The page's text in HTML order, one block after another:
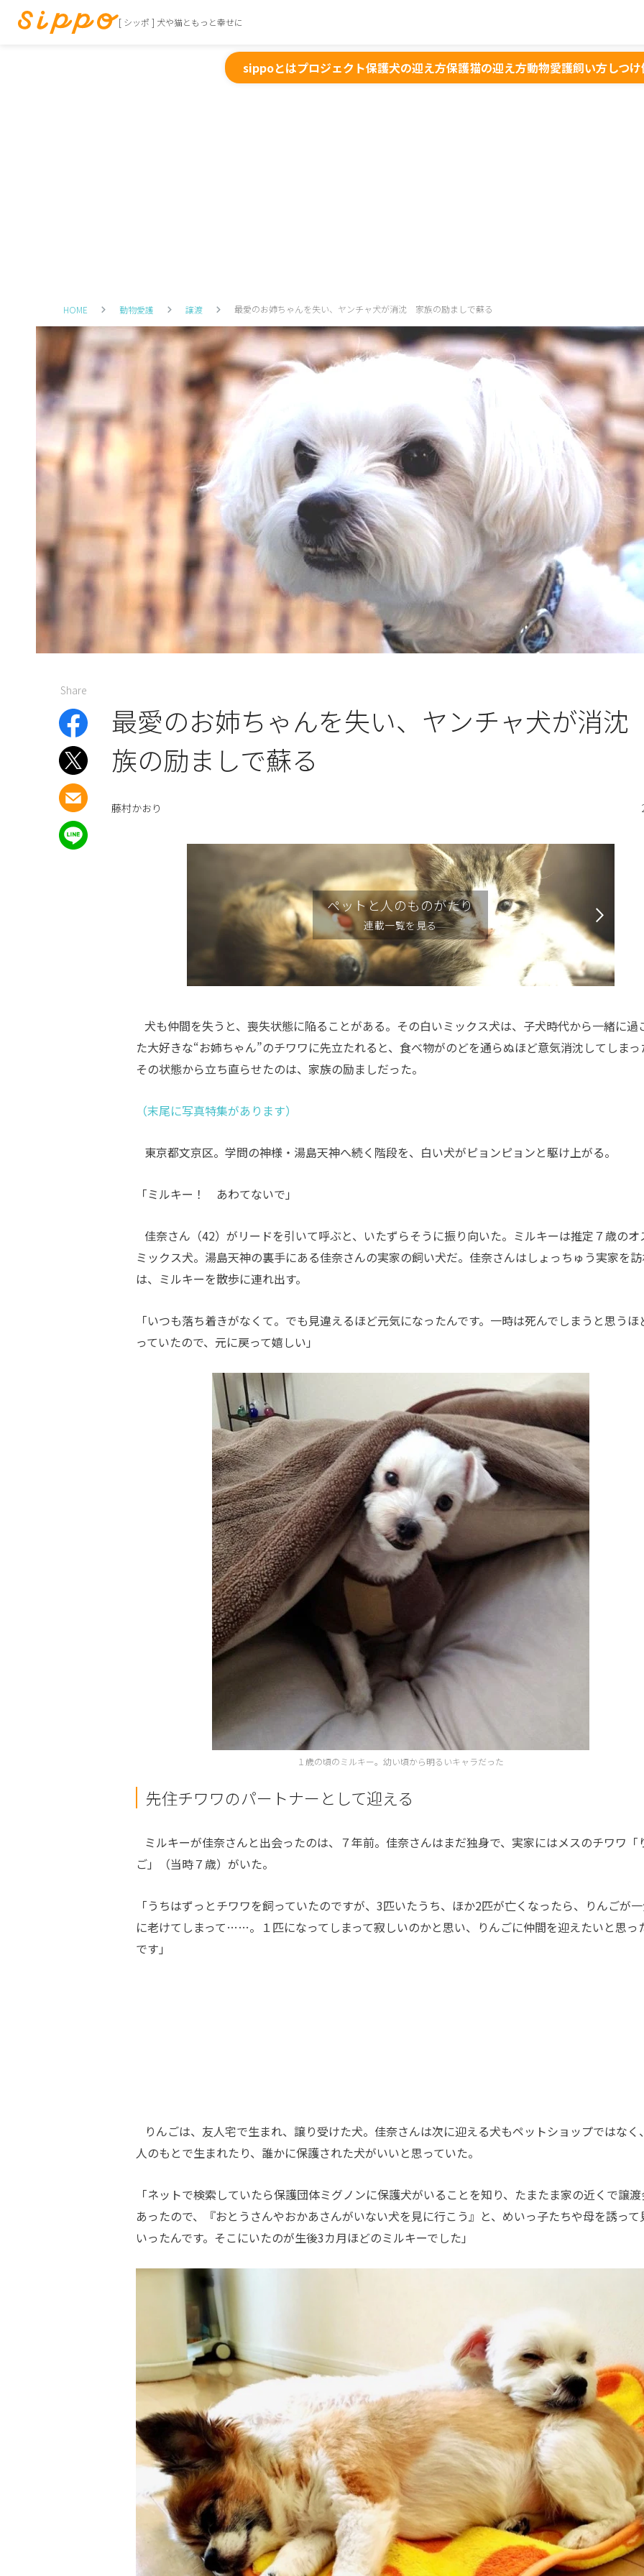
[ シッポ ] 犬や猫ともっと幸せに
sippoとはプロジェクト保護犬の迎え方保護猫の迎え方動物愛護飼い方しつけ
HOME 動物愛護 譲渡 最愛のお姉ちゃんを失い、ヤンチャ犬が消沈 家族の励ましで蘇る
Share
最愛のお姉ちゃんを失い、ヤンチャ犬が消
族の励ましで蘇る
藤村かおり
ペットと人のものがたり
連載一覧を見る
犬も仲間を失うと、喪失状態に陥ることがある。その白いミックス犬は、子犬時代から一緒に過
た大好きな“お姉ちゃん”のチワワに先立たれると、食べ物がのどを通らぬほど意気消沈してしまっ
その状態から立ち直らせたのは、家族の励ましだった。
（末尾に写真特集があります）
東京都文京区。学問の神様・湯島天神へ続く階段を、白い犬がピョンピョンと駆け上がる。
「ミルキー！ あわてないで」
佳奈さん（42）がリードを引いて呼ぶと、いたずらそうに振り向いた。ミルキーは推定７歳のオ
ミックス犬。湯島天神の裏手にある佳奈さんの実家の飼い犬だ。佳奈さんはしょっちゅう実家を訪
は、ミルキーを散歩に連れ出す。
「いつも落ち着きがなくて。でも見違えるほど元気になったんです。一時は死んでしまうと思うほ
っていたので、元に戻って嬉しい」
１歳の頃のミルキー。幼い頃から明るいキャラだった
先住チワワのパートナーとして迎える
ミルキーが佳奈さんと出会ったのは、７年前。佳奈さんはまだ独身で、実家にはメスのチワワ「
ご」（当時７歳）がいた。
「うちはずっとチワワを飼っていたのですが、3匹いたうち、ほか2匹が亡くなったら、りんごが
に老けてしまって……。１匹になってしまって寂しいのかと思い、りんごに仲間を迎えたいと思っ
です」
りんごは、友人宅で生まれ、譲り受けた犬。佳奈さんは次に迎える犬もペットショップではなく
人のもとで生まれたり、誰かに保護された犬がいいと思っていた。
「ネットで検索していたら保護団体ミグノンに保護犬がいることを知り、たまたま家の近くで譲
あったので、『おとうさんやおかあさんがいない犬を見に行こう』と、めいっ子たちや母を誘って
いったんです。そこにいたのが生後3カ月ほどのミルキーでした」